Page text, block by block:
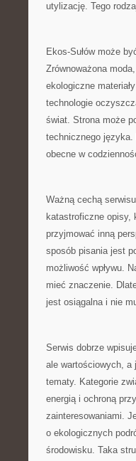
utylizację. Tego
Ekos-Sułów może
Zrównoważona
ekologiczne
technologie
świat. Strona może
technicznego
obecne w
Ważną cechą
katastroficzne opisy,
przyjmować inną
sposób pisania jest
możliwość wpływu.
mieć znaczenie.
jest osiągalna i nie
Serwis dobrze
ale wartościowych, a
tematy. Kategorie
energią i ochroną
zainteresowaniami.
o ekologicznych
środowisku. Taka